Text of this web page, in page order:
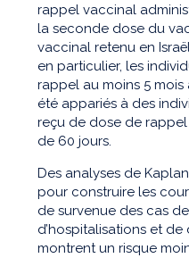
rappel vaccinal
la seconde dose du
vaccinal retenu en
en particulier, les
rappel au moins 5
été appariés à des
reçu de dose de
de 60 jours.
Des analyses de
pour construire les
de survenue des cas
d’hospitalisations et
montrent un risque